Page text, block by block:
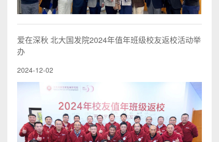
爱在深秋 北大国发院2024年值年班级校友返校活动举
办
2024-12-02